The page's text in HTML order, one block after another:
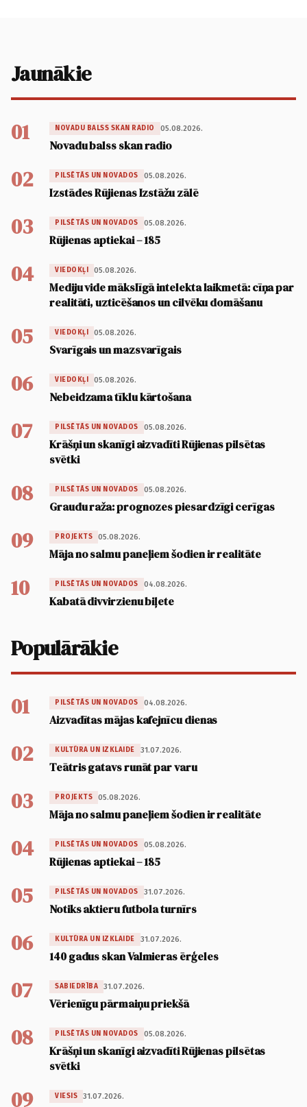
Jaunākie
01 NOVADU BALSS SKAN RADIO 05.08.2026.
Novadu balss skan radio
02 PILSĒTĀS UN NOVADOS 05.08.2026.
Izstādes Rūjienas Izstāžu zālē
03 PILSĒTĀS UN NOVADOS 05.08.2026.
Rūjienas aptiekai – 185
04 VIEDOKĻI 05.08.2026.
Mediju vide mākslīgā intelekta laikmetā: cīņa par
realitāti, uzticēšanos un cilvēku domāšanu
05 VIEDOKĻI 05.08.2026.
Svarīgais un mazsvarīgais
06 VIEDOKĻI 05.08.2026.
Nebeidzama tīklu kārtošana
07 PILSĒTĀS UN NOVADOS 05.08.2026.
Krāšņi un skanīgi aizvadīti Rūjienas pilsētas
svētki
08 PILSĒTĀS UN NOVADOS 05.08.2026.
Graudu raža: prognozes piesardzīgi cerīgas
09 PROJEKTS 05.08.2026.
Māja no salmu paneļiem šodien ir realitāte
10 PILSĒTĀS UN NOVADOS 04.08.2026.
Kabatā divvirzienu biļete
Populārākie
01 PILSĒTĀS UN NOVADOS 04.08.2026.
Aizvadītas mājas kafejnīcu dienas
02 KULTŪRA UN IZKLAIDE 31.07.2026.
Teātris gatavs runāt par varu
03 PROJEKTS 05.08.2026.
Māja no salmu paneļiem šodien ir realitāte
04 PILSĒTĀS UN NOVADOS 05.08.2026.
Rūjienas aptiekai – 185
05 PILSĒTĀS UN NOVADOS 31.07.2026.
Notiks aktieru futbola turnīrs
06 KULTŪRA UN IZKLAIDE 31.07.2026.
140 gadus skan Valmieras ērģeles
07 SABIEDRĪBA 31.07.2026.
Vērienīgu pārmaiņu priekšā
08 PILSĒTĀS UN NOVADOS 05.08.2026.
Krāšņi un skanīgi aizvadīti Rūjienas pilsētas
svētki
09 VIESIS 31.07.2026.